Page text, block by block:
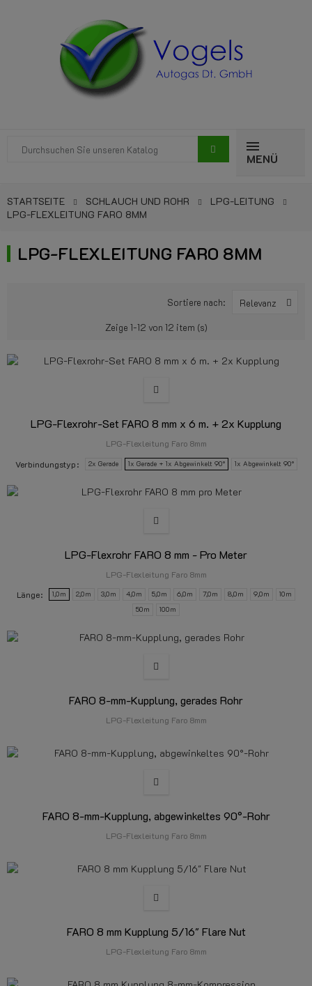
MENÜ
STARTSEITE SCHLAUCH UND ROHR
LPG-LEITUNG
LPG-FLEXLEITUNG FARO 8MM
LPG-FLEXLEITUNG FARO 8MM
Sortiere nach: Relevanz
Zeige 1-12 von 12 item (s)
LPG-Flexrohr-Set FARO 8 mm x 6 m. + 2x Kupplung
LPG-Flexleitung Faro 8mm
Verbindungstyp
2x Gerade 1x Gerade + 1x Abgewinkelt 90° 1x Abgewinkelt 90°
LPG-Flexrohr FARO 8 mm - Pro Meter
LPG-Flexleitung Faro 8mm
Länge
1,0m 2,0m 3,0m 4,0m 5,0m 6,0m 7,0m 8,0m 9,0m
10m
50m
100m
FARO 8-mm-Kupplung, gerades Rohr
LPG-Flexleitung Faro 8mm
FARO 8-mm-Kupplung, abgewinkeltes 90°-Rohr
LPG-Flexleitung Faro 8mm
FARO 8 mm Kupplung 5/16" Flare Nut
LPG-Flexleitung Faro 8mm